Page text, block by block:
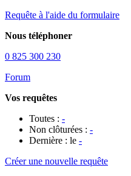
Requête à l'aide du formulaire
Nous téléphoner
0 825 300 230
Forum
Vos requêtes
Toutes : -
Non clôturées : -
Dernière : le -
Créer une nouvelle requête